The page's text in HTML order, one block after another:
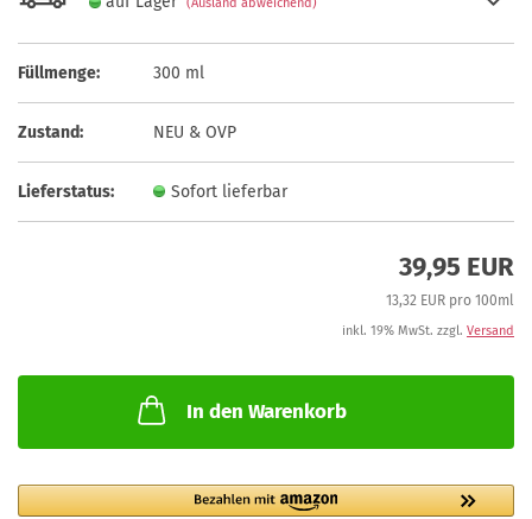
Füllmenge: 300 ml
Zustand: NEU & OVP
Lieferstatus: Sofort lieferbar
39,95 EUR
13,32 EUR pro 100ml
inkl. 19% MwSt. zzgl. Versand
In den Warenkorb